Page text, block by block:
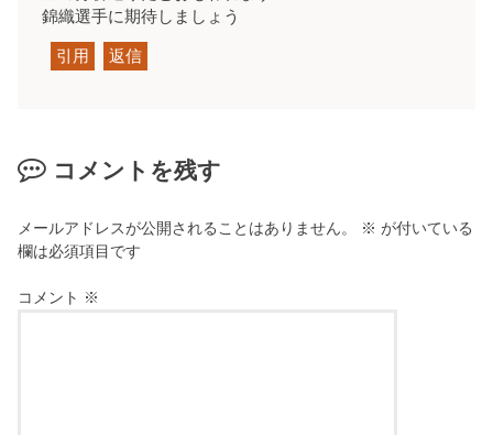
錦織選手に期待しましょう
引用 返信
コメントを残す
メールアドレスが公開されることはありません。 ※ が付いている
欄は必須項目です
コメント ※